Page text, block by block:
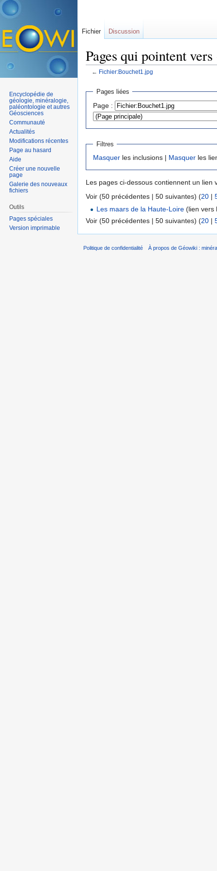
Pages qui pointent
← Fichier:Bouchet1.jpg
Pages liées
Page :
Filtres
Masquer les inclusions | Masquer les
Les pages ci-dessous contiennent un lien
Voir (50 précédentes | 50 suivantes) (20 |
Les maars de la Haute-Loire (lien vers
Voir (50 précédentes | 50 suivantes) (20 |
Fichier Discussion
Encyclopédie de
géologie, minéralogie,
paléontologie et autres
Géosciences
Communauté
Actualités
Modifications récentes
Page au hasard
Aide
Créer une nouvelle
page
Galerie des nouveaux
fichiers
Outils
Pages spéciales
Version imprimable
Politique de confidentialité À propos de Géowiki :